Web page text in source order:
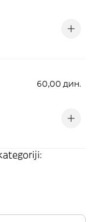
60,00 дин.